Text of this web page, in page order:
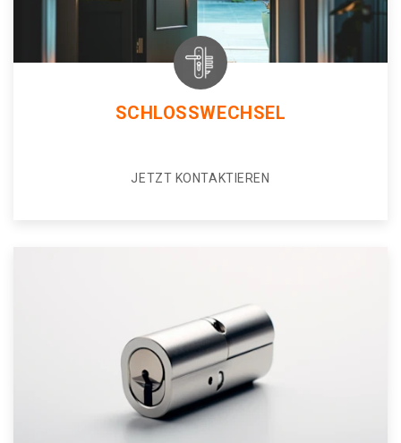
SCHLOSSWECHSEL
JETZT KONTAKTIEREN